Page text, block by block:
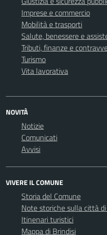
Imprese e commercio
Mobilità e trasporti
Salute, benessere e
Tributi, finanze e
Turismo
Vita lavorativa
NOVITÀ
Notizie
Comunicati
Avvisi
VIVERE IL COMUNE
Storia del Comune
Note storiche sulla città
Itinenari turistici
Mappa di Brindisi